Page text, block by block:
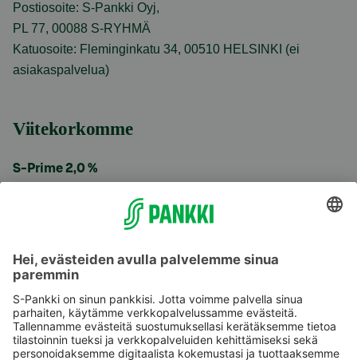
Postiosoite: S-Pankki Oyj,
PL 77, 00088 S-RYHMÄ
Katuosoite: Fleminginkatu 34, 00510 HELSINKI (ei
asiakaspalvelua)
Viitekorkomme
S-Prime 2,0 %
Käyttöehdot